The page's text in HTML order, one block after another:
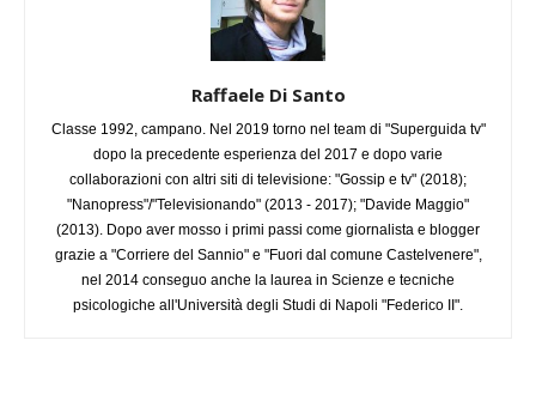
Raffaele Di Santo
Classe 1992, campano. Nel 2019 torno nel team di "Superguida tv"
dopo la precedente esperienza del 2017 e dopo varie
collaborazioni con altri siti di televisione: "Gossip e tv" (2018);
"Nanopress"/"Televisionando" (2013 - 2017); "Davide Maggio"
(2013). Dopo aver mosso i primi passi come giornalista e blogger
grazie a "Corriere del Sannio" e "Fuori dal comune Castelvenere",
nel 2014 conseguo anche la laurea in Scienze e tecniche
psicologiche all'Università degli Studi di Napoli "Federico II".